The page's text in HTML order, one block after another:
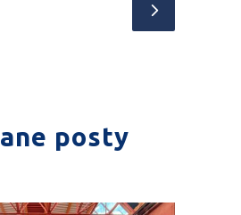
posty